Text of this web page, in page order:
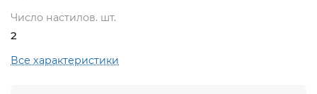
Число настилов. шт.
2
Все характеристики